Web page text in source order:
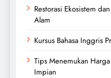
Restorasi Ekosistem
Alam
Kursus Bahasa Inggris
Tips Menemukan
Impian